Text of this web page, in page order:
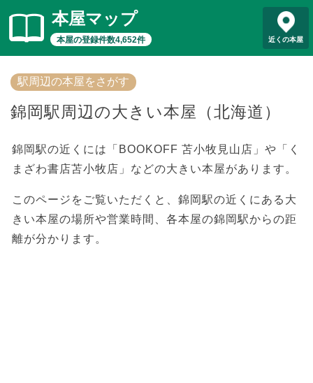
本屋マップ
本屋の登録件数4,652件 近くの本屋
駅周辺の本屋をさがす
錦岡駅周辺の大きい本屋（北海道）
錦岡駅の近くには「BOOKOFF 苫小牧見山店」や「く
まざわ書店苫小牧店」などの大きい本屋があります。
このページをご覧いただくと、錦岡駅の近くにある大
きい本屋の場所や営業時間、各本屋の錦岡駅からの距
離が分かります。